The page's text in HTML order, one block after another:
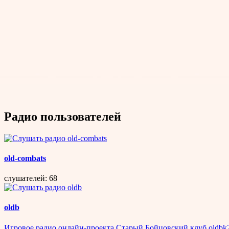
Радио пользователей
old-combats
слушателей: 68
oldb